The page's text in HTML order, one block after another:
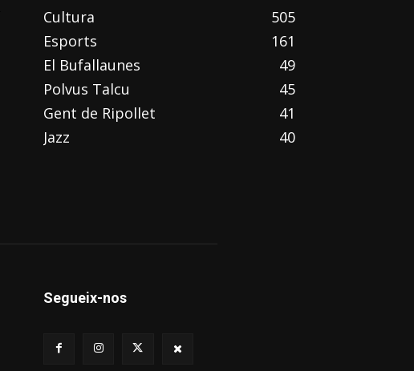
Cultura
505
Esports
161
El Bufallaunes
49
Polvus Talcu
45
Gent de Ripollet
41
Jazz
40
Segueix-nos